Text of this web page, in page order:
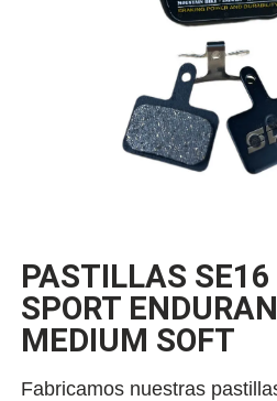
PASTILLAS SE16
SPORT
MEDIUM SOFT
Fabricamos nuestras